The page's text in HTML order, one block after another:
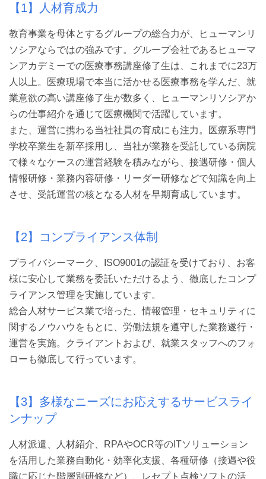
【1】人材育成力
教育事業を母体とするグループの総合力が、ヒューマンリ
ソシアならではの強みです。グループ会社であるヒューマ
ンアカデミーでの医療事務講座修了生は、これまでに23万
人以上。医療現場で本当に活かせる医療事務を学んだ、就
業意欲の高い講座修了生が数多く、ヒューマンリソシアか
らの仕事紹介を通じて医療機関で活躍しています。
また、運営に携わる当社社員の育成にも注力。医療系専門
学校卒業生を新卒採用し、当社が業務を受託している病院
で様々なケースの運営経験を積みながら、接遇研修・個人
情報研修・業務内容研修・リーダー研修などで知識を向上
させ、受託運営の核となる人材を早期育成しています。
【2】コンプライアンス体制
プライバシーマーク、ISO9001の認証を受けており、お客
様に安心して業務を委託いただけるよう、徹底したコンプ
ライアンス管理を実施しています。
総合人材サービス業で培った、情報管理・セキュリティに
関するノウハウをもとに、労働法規を遵守した業務遂行・
運営を実施。クライアントおよび、就業スタッフへのフォ
ローも徹底して行っています。
【3】多様なニーズにお応えするサービスライ
ンナップ
人材派遣、人材紹介、RPAやOCR等のITソリューション
を活用した業務自動化・効率化支援、各種研修（接遇や役
職に応じた階層別研修など）、レセプト点検ソフトの活